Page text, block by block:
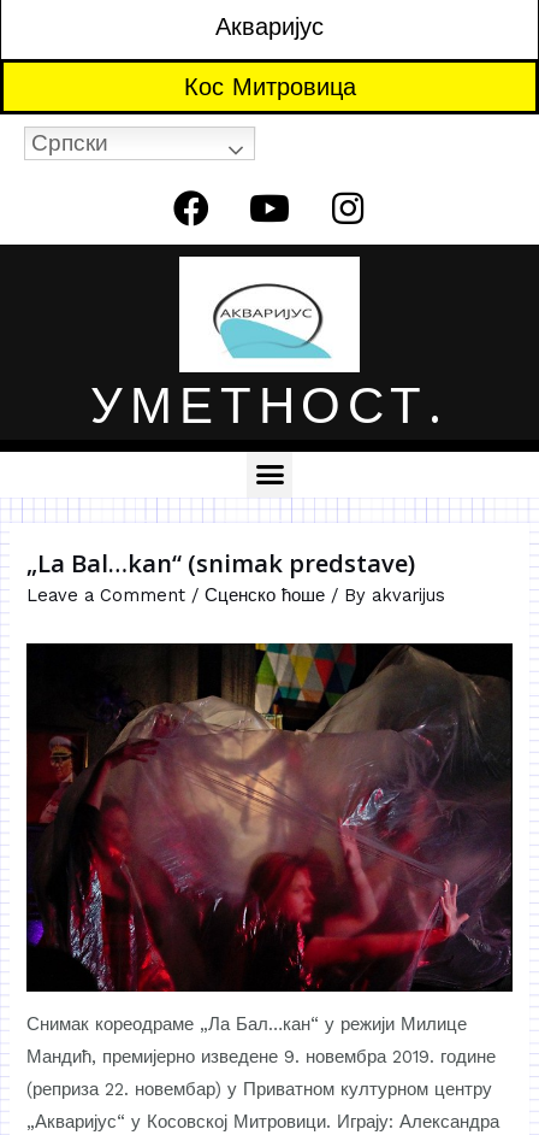
Акваријус
Кос Митровица
Српски
УМЕТНОСТ.
„La Bal…kan“ (snimak predstave)
Leave a Comment /Сценско ћоше / By akvarijus
Снимак кореодраме „Ла Бал…кан“ у режији Милице
Мандић, премијерно изведене 9. новембра 2019. године
(реприза 22. новембар) у Приватном културном центру
„Акваријус“ у Косовској Митровици. Играју: Александра